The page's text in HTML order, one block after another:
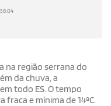
na região serrana do
da chuva, a
todo ES. O tempo
e mínima de 14ºC.